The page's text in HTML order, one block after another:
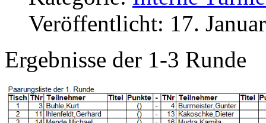
Veröffentlicht: 17.
Ergebnisse der 1-3 Runde